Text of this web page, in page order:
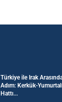
Türkiye ile Irak
Adım: Kerkük-
Hattı...